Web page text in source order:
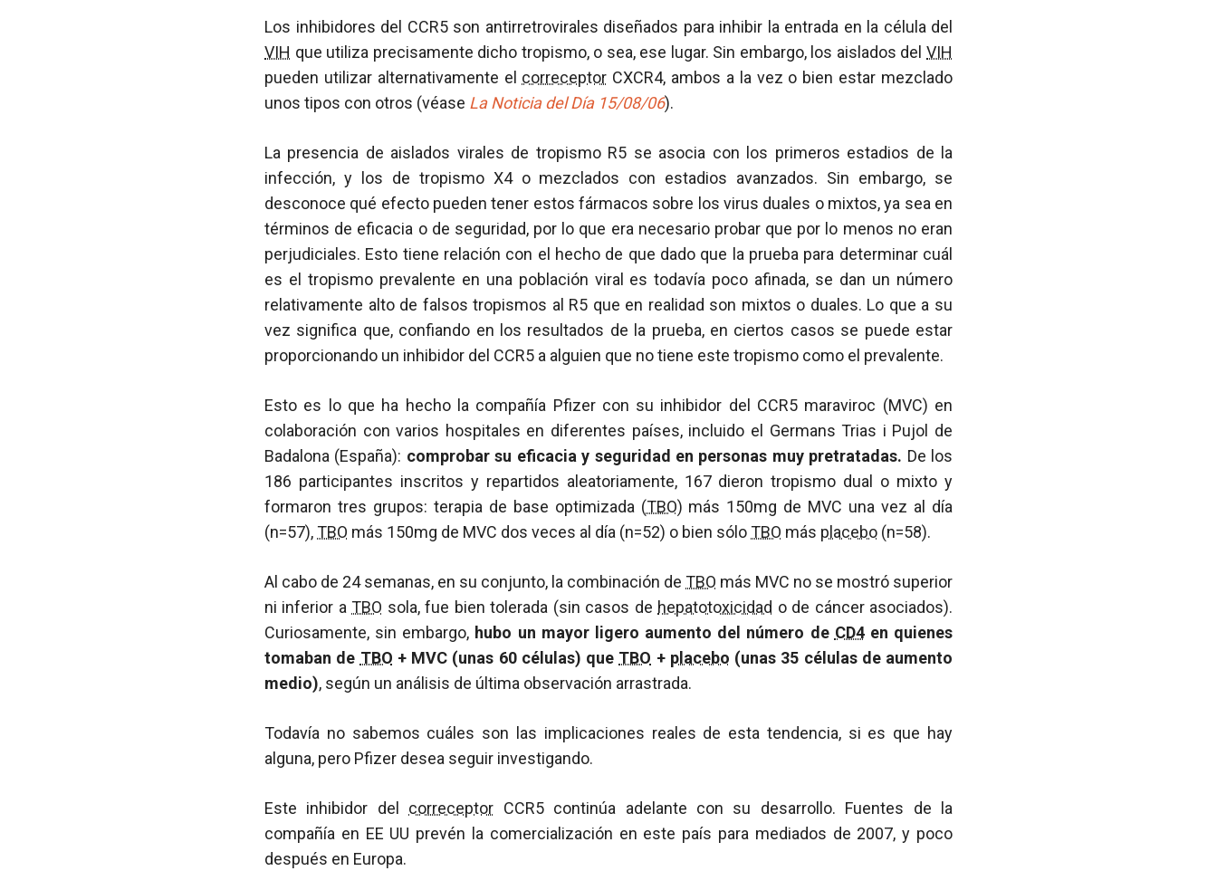
Los inhibidores del CCR5 son antirretrovirales diseñados para inhibir la entrada en la célula del
VIH que utiliza precisamente dicho tropismo, o sea, ese lugar. Sin embargo, los aislados del VIH
pueden utilizar alternativamente el correceptor CXCR4, ambos a la vez o bien estar mezclado
unos tipos con otros (véase La Noticia del Día 15/08/06).
La presencia de aislados virales de tropismo R5 se asocia con los primeros estadios de la
infección, y los de tropismo X4 o mezclados con estadios avanzados. Sin embargo, se
desconoce qué efecto pueden tener estos fármacos sobre los virus duales o mixtos, ya sea en
términos de eficacia o de seguridad, por lo que era necesario probar que por lo menos no eran
perjudiciales. Esto tiene relación con el hecho de que dado que la prueba para determinar cuál
es el tropismo prevalente en una población viral es todavía poco afinada, se dan un número
relativamente alto de falsos tropismos al R5 que en realidad son mixtos o duales. Lo que a su
vez significa que, confiando en los resultados de la prueba, en ciertos casos se puede estar
proporcionando un inhibidor del CCR5 a alguien que no tiene este tropismo como el prevalente.
Esto es lo que ha hecho la compañía Pfizer con su inhibidor del CCR5 maraviroc (MVC) en
colaboración con varios hospitales en diferentes países, incluido el Germans Trias i Pujol de
Badalona (España): comprobar su eficacia y seguridad en personas muy pretratadas. De los
186 participantes inscritos y repartidos aleatoriamente, 167 dieron tropismo dual o mixto y
formaron tres grupos: terapia de base optimizada (TBO) más 150mg de MVC una vez al día
(n=57),TBO más 150mg de MVC dos veces al día (n=52) o bien sóloTBO más placebo (n=58).
Al cabo de 24 semanas, en su conjunto, la combinación de TBO más MVC no se mostró superior
ni inferior aTBO sola, fue bien tolerada (sin casos de hepatotoxicidad o de cáncer asociados).
Curiosamente, sin embargo, hubo un mayor ligero aumento del número de CD4en quienes
tomaban de TBO + MVC (unas 60 células) que TBO + placebo (unas 35 células de aumento
medio), según un análisis de última observación arrastrada.
Todavía no sabemos cuáles son las implicaciones reales de esta tendencia, si es que hay
alguna, pero Pfizer desea seguir investigando.
Este inhibidor del correceptor CCR5 continúa adelante con su desarrollo. Fuentes de la
compañía en EE UU prevén la comercialización en este país para mediados de 2007, y poco
después en Europa.